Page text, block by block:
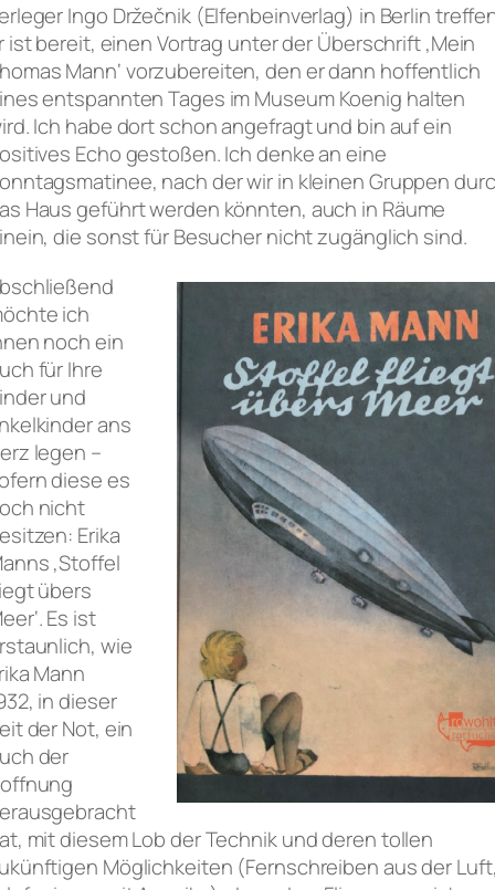
Ingo Držečnik (Elfenbeinverlag) in Berlin
ist bereit, einen Vortrag unter der Überschrift ‚Mein
Mann‘ vorzubereiten, den er dann hoffentlich
entspannten Tages im Museum Koenig halten
Ich habe dort schon angefragt und bin auf ein
Echo gestoßen. Ich denke an eine
nach der wir in kleinen Gruppen
Haus geführt werden könnten, auch in Räume
die sonst für Besucher nicht zugänglich sind.
ich
noch ein
für Ihre
und
ans
legen –
diese es
nicht
Erika
‚Stoffel
übers
Es ist
wie
Mann
in dieser
der Not, ein
der
mit diesem Lob der Technik und deren tollen
Möglichkeiten (Fernschreiben aus der